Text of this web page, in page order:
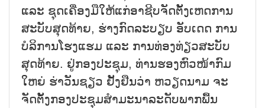
ແລະ ຊຸດເຄື່ອງມືໃຫ້ແກ່ອາຊີບຈັດຕັ້ງເຫດການ
ສະບັບສຸດທ້າຍ, ຮ່າງກົດລະບຽບ ອັບເດດ ການ
ບໍລິການໂຮງແຮມ ແລະ ການທ່ອງທ່ຽວສະບັບ
ສຸດທ້າຍ. ຢູ່ກອງປະຊຸມ, ທ່ານຮອງຫົວໜ້າກົມ
ໃຫຍ່ ຮ່າວັນຊຽວ ຢັ້ງຢືນວ່າ ຫວຽດນາມ ຈະ
ຈັດຕັ້ງກອງປະຊຸມສຳມະນາລະດັບພາກພື້ນ